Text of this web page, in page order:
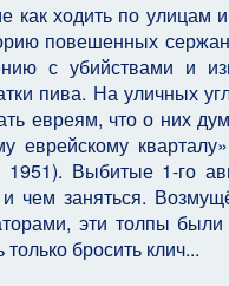
как ходить по улицам
повешенных
с убийствами и
пива. На уличных
евреям, что о них
еврейскому
Выбитые 1-го
чем заняться.
эти толпы были
бросить клич...